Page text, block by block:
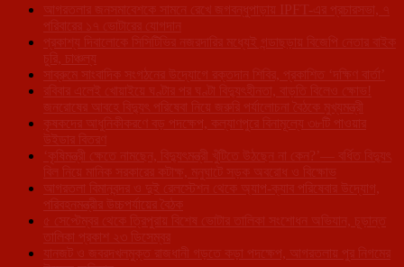
আগরতলার জনসমাবেশকে সামনে রেখে জগবন্ধুপাড়ায় IPFT-এর প্রচারসভা, ৭
পরিবারের ১৭ ভোটারের যোগদান
প্রকাশ্য দিবালোকে সিসিটিভির নজরদারির মধ্যেই গন্ডাছড়ায় বিজেপি নেতার বাইক
চুরি, চাঞ্চল্য
সাব্রুমে সাংবাদিক সংগঠনের উদ্যোগে রক্তদান শিবির, প্রকাশিত ‘দক্ষিণ বার্তা’
রবিবার এলেই খোয়াইয়ে ঘণ্টার পর ঘণ্টা বিদ্যুৎহীনতা, বাড়তি বিলেও ক্ষোভ!
জনরোষের আবহে বিদ্যুৎ পরিষেবা নিয়ে জরুরি পর্যালোচনা বৈঠকে মুখ্যমন্ত্রী
কৃষকদের আধুনিকীকরণে বড় পদক্ষেপ, কল্যাণপুরে বিনামূল্যে ৩৮টি পাওয়ার
উইডার বিতরণ
‘কৃষিমন্ত্রী ক্ষেতে নামছেন, বিদ্যুৎমন্ত্রী খুঁটিতে উঠছেন না কেন?’— বর্ধিত বিদ্যুৎ
বিল নিয়ে মানিক সরকারের কটাক্ষ, মনুঘাটে সড়ক অবরোধ ও বিক্ষোভ
আগরতলা বিমানবন্দর ও দুই রেলস্টেশন থেকে অ্যাপ-ক্যাব পরিষেবার উদ্যোগ,
পরিবহনমন্ত্রীর উচ্চপর্যায়ের বৈঠক
৫ সেপ্টেম্বর থেকে ত্রিপুরায় বিশেষ ভোটার তালিকা সংশোধন অভিযান, চূড়ান্ত
তালিকা প্রকাশ ২৩ ডিসেম্বর
যানজট ও জবরদখলমুক্ত রাজধানী গড়তে কড়া পদক্ষেপ, আগরতলায় পুর নিগমের